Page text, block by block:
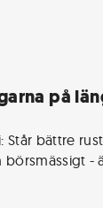
på
Står bättre
-